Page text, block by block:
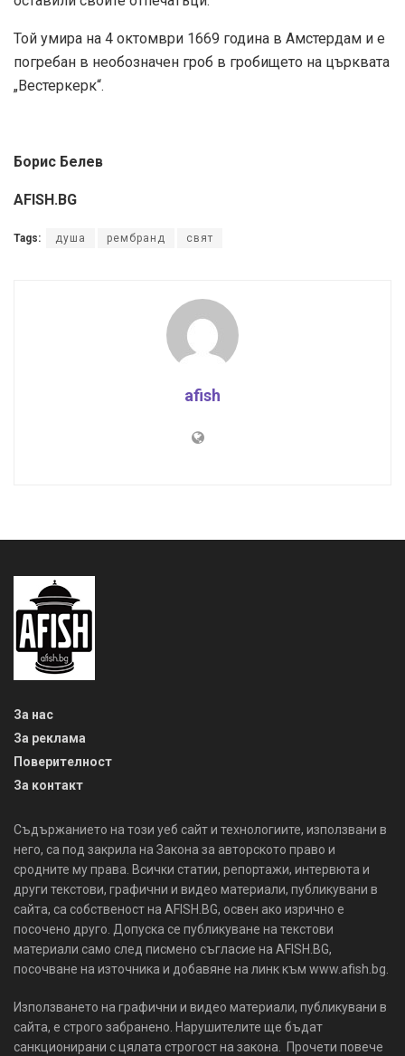
Той умира на 4 октомври 1669 година в Амстердам и е
погребан в необозначен гроб в гробището на църквата
„Вестеркерк“.
Борис Белев
AFISH.BG
Tags: душа рембранд свят
afish
За нас
За реклама
Поверителност
За контакт
Съдържанието на този уеб сайт и технологиите, използвани в
него, са под закрила на Закона за авторското право и
сродните му права. Всички статии, репортажи, интервюта и
други текстови, графични и видео материали, публикувани в
сайта, са собственост на AFISH.BG, освен ако изрично е
посочено друго. Допуска се публикуване на текстови
материали само след писмено съгласие на AFISH.BG,
посочване на източника и добавяне на линк към www.afish.bg.
Използването на графични и видео материали, публикувани в
сайта, е строго забранено. Нарушителите ще бъдат
санкционирани с цялата строгост на закона. Прочети повече